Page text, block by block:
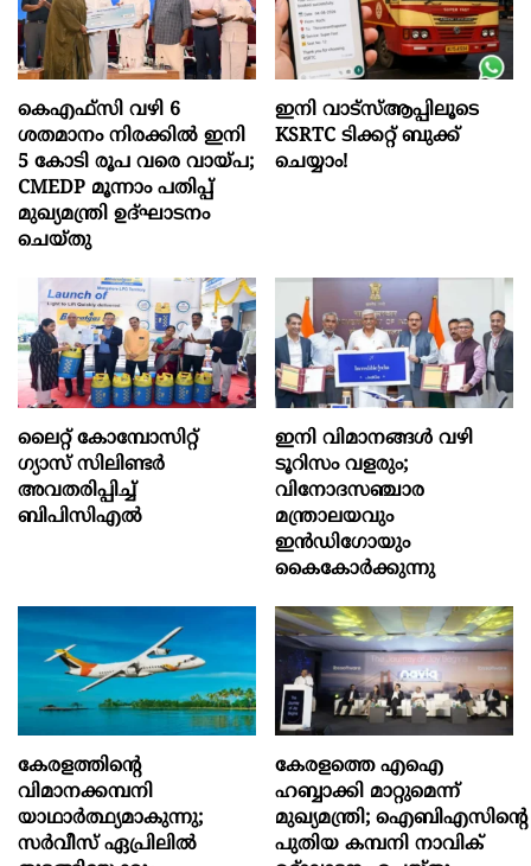
കെഎഫ്സി വഴി 6
ശതമാനം നിരക്കിൽ ഇനി
5 കോടി രൂപ വരെ വായ്പ;
CMEDP മൂന്നാം പതിപ്പ്
മുഖ്യമന്ത്രി ഉദ്ഘാടനം
ചെയ്തു
ഇനി വാട്‌സ്ആപ്പിലൂടെ
KSRTC ടിക്കറ്റ് ബുക്ക്
ചെയ്യാം!
ലൈറ്റ് കോമ്പോസിറ്റ്
ഗ്യാസ് സിലിണ്ടർ
അവതരിപ്പിച്ച്
ബിപിസിഎൽ
ഇനി വിമാനങ്ങള്‍ വഴി
ടൂറിസം വളരും;
വിനോദസഞ്ചാര
മന്ത്രാലയവും
ഇന്‍ഡിഗോയും
കൈകോര്‍ക്കുന്നു
കേരളത്തിന്റെ
വിമാനക്കമ്പനി
യാഥാര്‍ത്ഥ്യമാകുന്നു;
സര്‍വീസ് ഏപ്രിലില്‍
കേരളത്തെ എഐ
ഹബ്ബാക്കി മാറ്റുമെന്ന്
മുഖ്യമന്ത്രി; ഐബിഎസിന്റെ
പുതിയ കമ്പനി നാവിക്